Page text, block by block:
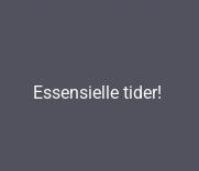
Essensielle tider!